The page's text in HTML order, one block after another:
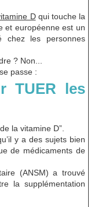
Dqui touche la
et européenne est un
chez les personnes
? Non...
passe :
TUER les
la vitamine D”.
y a des sujets bien
de médicaments de
(ANSM) a trouvé
la supplémentation